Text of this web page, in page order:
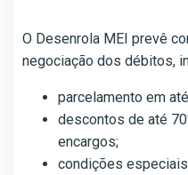
O Desenrola MEI prevê
negociação dos débitos,
parcelamento em
descontos de até
encargos;
condições